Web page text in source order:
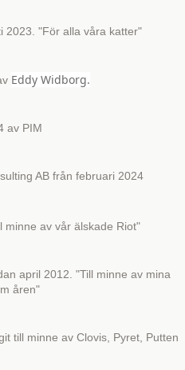
2023. "För alla våra katter"
Eddy Widborg.
av PIM
AB från februari 2024
minne av vår älskade Riot"
april 2012. "Till minne av mina
åren"
till minne av Clovis, Pyret, Putten